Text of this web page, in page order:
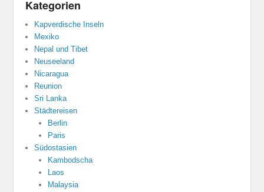
Kategorien
Kapverdische Inseln
Mexiko
Nepal und Tibet
Neuseeland
Nicaragua
Reunion
Sri Lanka
Städtereisen
Berlin
Paris
Südostasien
Kambodscha
Laos
Malaysia